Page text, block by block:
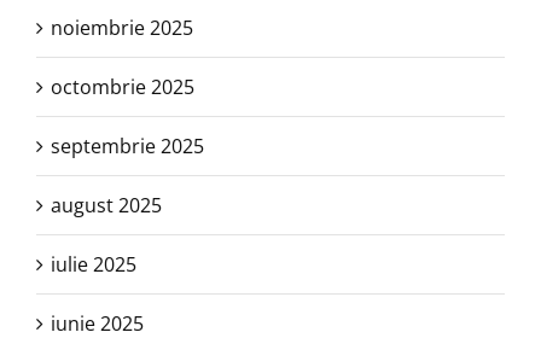
noiembrie 2025
octombrie 2025
septembrie 2025
august 2025
iulie 2025
iunie 2025